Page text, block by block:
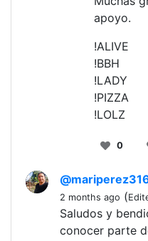
apoyo.
!ALIVE
!BBH
!LADY
!PIZZA
!LOLZ
0
2 months ago (
Saludos y
conocer parte